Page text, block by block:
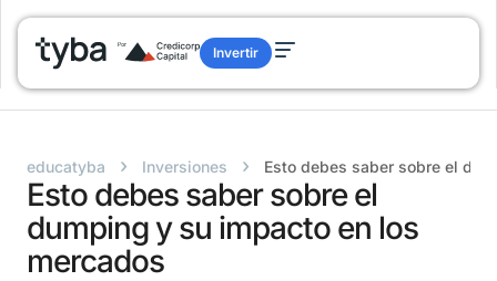
Invertir
educatyba › Inversiones › Esto debes saber sobre el
Esto debes saber sobre el
dumping y su impacto en los
mercados